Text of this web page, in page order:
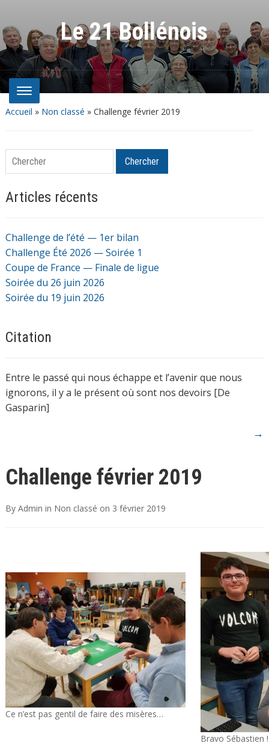
Le 21 Bollénois
Accueil » Non classé » Challenge février 2019
Chercher Chercher
Articles récents
Challenge de l’été — 1er bilan
Challenge Été 2026 — Soirée 1
Coupe de France — Finale de ligue
Soirée du 26 juin 2026
Soirée du 19 juin 2026
Citation
Entre le passé qui nous échappe et l’avenir que nous
ignorons, il y a le présent où sont nos devoirs [De
Gasparin]
→
Challenge février 2019
By Admin in Non classé on 3 février 2019
Ce n’est pas gentil de faire des misères…
Bravo Sébastien !